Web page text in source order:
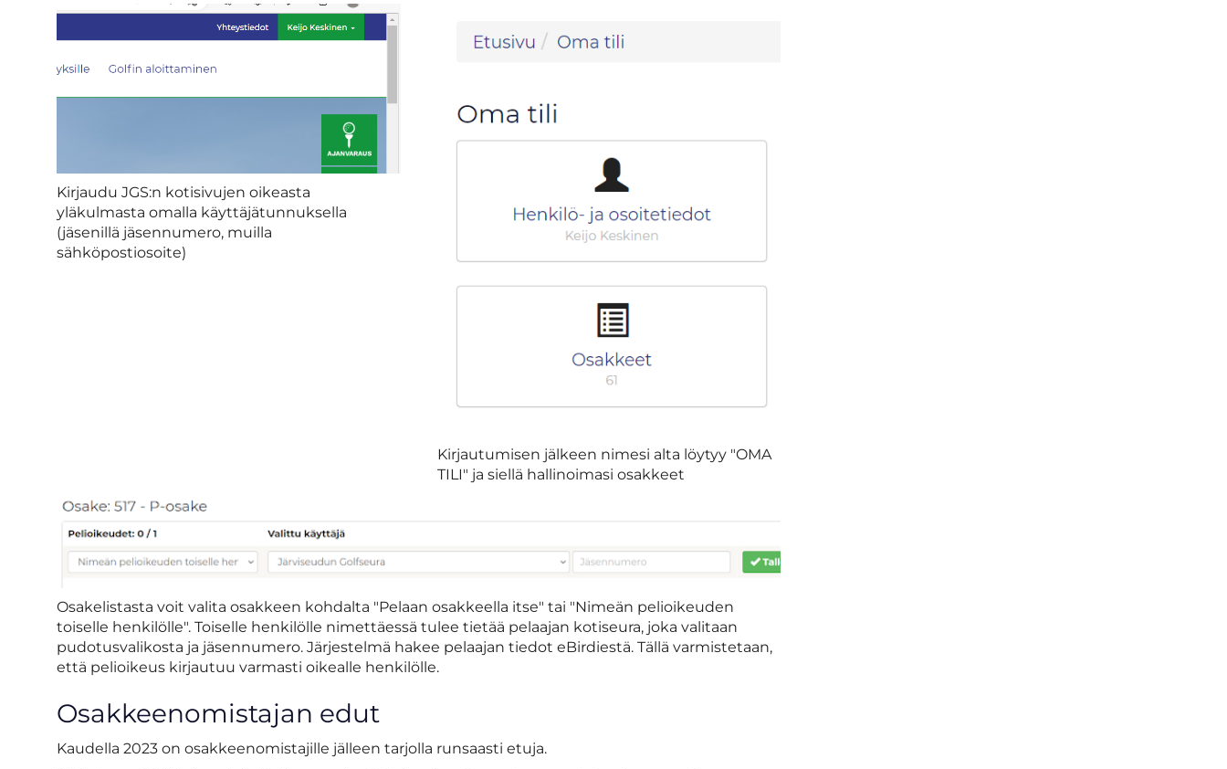
Kirjaudu JGS:n kotisivujen oikeasta
yläkulmasta omalla käyttäjätunnuksella
(jäsenillä jäsennumero, muilla
sähköpostiosoite)
Kirjautumisen jälkeen nimesi alta löytyy "OMA
TILI" ja siellä hallinoimasi osakkeet
Osakelistasta voit valita osakkeen kohdalta "Pelaan osakkeella itse" tai "Nimeän pelioikeuden
toiselle henkilölle". Toiselle henkilölle nimettäessä tulee tietää pelaajan kotiseura, joka valitaan
pudotusvalikosta ja jäsennumero. Järjestelmä hakee pelaajan tiedot eBirdiestä. Tällä varmistetaan,
että pelioikeus kirjautuu varmasti oikealle henkilölle.
Osakkeenomistajan edut
Kaudella 2023 on osakkeenomistajille jälleen tarjolla runsaasti etuja.